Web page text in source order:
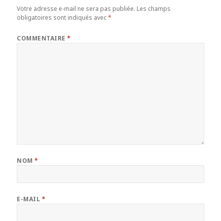
Votre adresse e-mail ne sera pas publiée. Les champs
obligatoires sont indiqués avec*
COMMENTAIRE*
NOM*
E-MAIL *